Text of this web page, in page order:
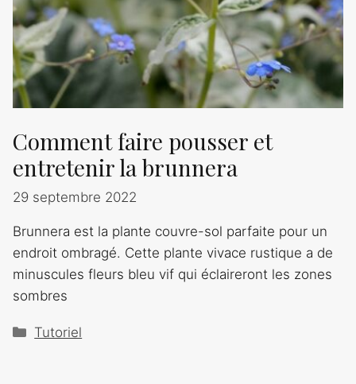
Comment faire pousser et
entretenir la brunnera
29 septembre 2022
Brunnera est la plante couvre-sol parfaite pour un
endroit ombragé. Cette plante vivace rustique a de
minuscules fleurs bleu vif qui éclaireront les zones
sombres
Catégories
Tutoriel